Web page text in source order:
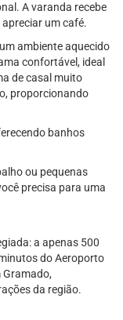
A varanda recebe
um café.
ambiente aquecido
confortável, ideal
de casal muito
proporcionando
banhos
ou pequenas
precisa para uma
a apenas 500
do Aeroporto
Gramado,
da região.